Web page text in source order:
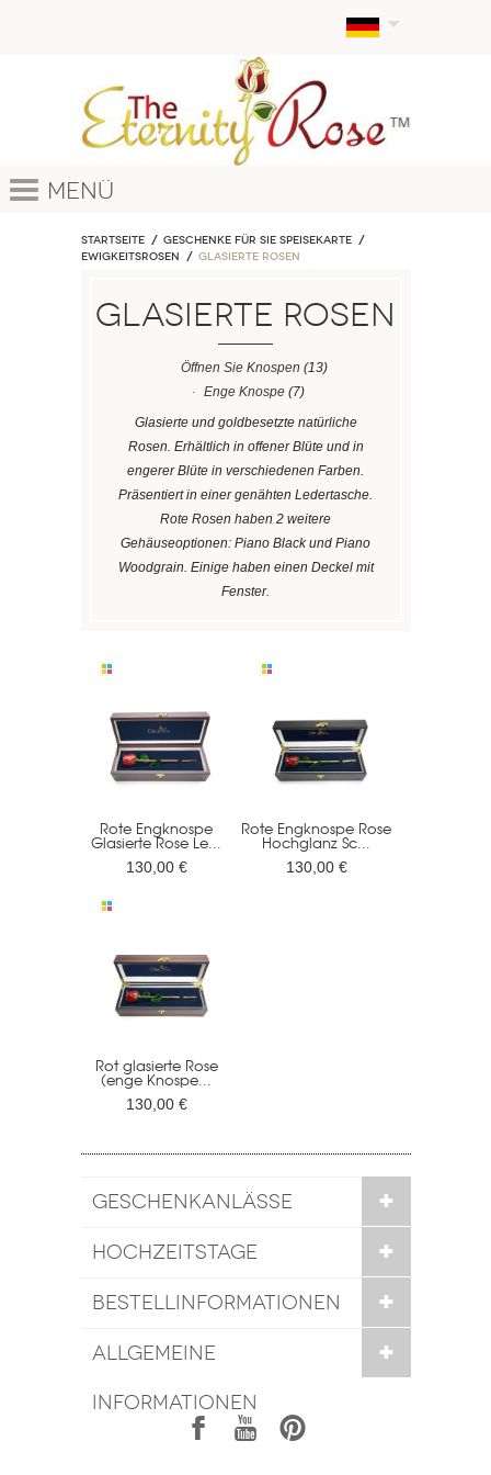
Menü
Startseite
Geschenke für sie Speisekarte
EWIGKEITSROSEN
Glasierte Rosen
Glasierte Rosen
Öffnen Sie Knospen (13)
Enge Knospe(7)
Glasierte und goldbesetzte natürliche
Rosen. Erhältlich in offener Blüte und in
engerer Blüte in verschiedenen Farben.
Präsentiert in einer genähten Ledertasche.
Rote Rosen haben 2 weitere
Gehäuseoptionen: Piano Black und Piano
Woodgrain. Einige haben einen Deckel mit
Fenster.
Rote Engknospe
Glasierte Rose Le...
130,00 €
Rote Engknospe Rose
Hochglanz Sc...
130,00 €
Rot glasierte Rose
(enge Knospe...
130,00 €
GESCHENKANLÄSSE
HOCHZEITSTAGE
BESTELLINFORMATIONEN
ALLGEMEINE
INFORMATIONEN
1 7 6